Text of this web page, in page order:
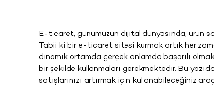
E-ticaret, günümüzün dijital dünyasında, ürün
Tabii ki bir e-ticaret sitesi kurmak artık her
dinamik ortamda gerçek anlamda başarılı
bir şekilde kullanmaları gerekmektedir. Bu
satışlarınızı artırmak için kullanabileceğiniz